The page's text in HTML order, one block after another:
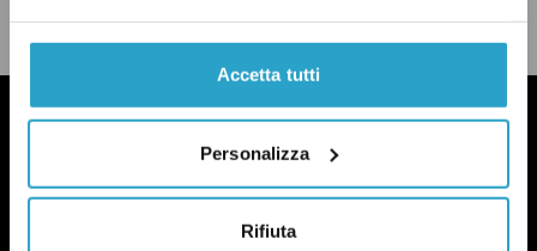
Accetta tutti
Personalizza
Rifiuta
LEGGI LA NOSTRA POLITICA DELLE CORREZIONI